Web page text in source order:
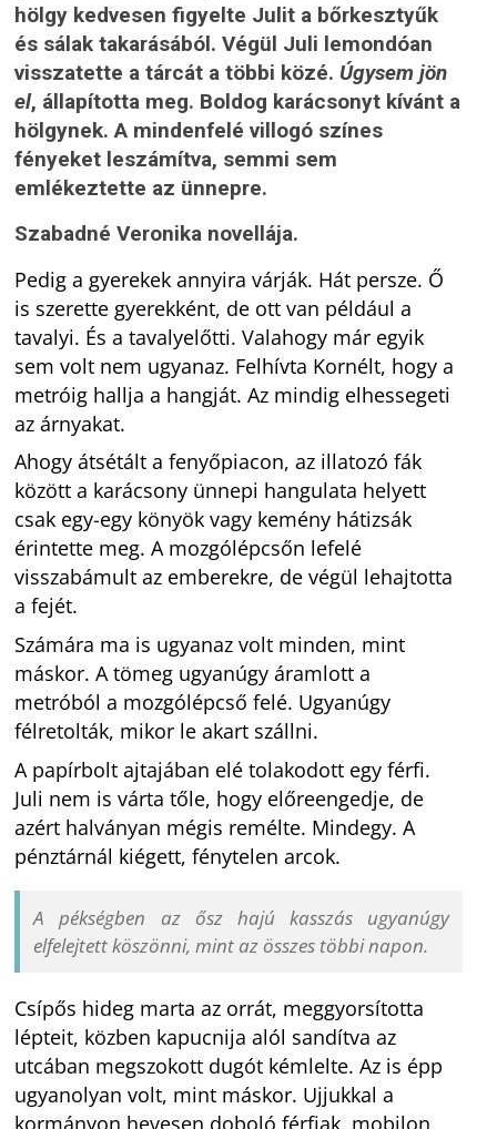
hölgy kedvesen figyelte Julit a bőrkesztyűk
és sálak takarásából. Végül Juli lemondóan
visszatette a tárcát a többi közé. Úgysem jön
el, állapította meg. Boldog karácsonyt kívánt a
hölgynek. A mindenfelé villogó színes
fényeket leszámítva, semmi sem
emlékeztette az ünnepre.
Szabadné Veronika novellája.
Pedig a gyerekek annyira várják. Hát persze. Ő
is szerette gyerekként, de ott van például a
tavalyi. És a tavalyelőtti. Valahogy már egyik
sem volt nem ugyanaz. Felhívta Kornélt, hogy a
metróig hallja a hangját. Az mindig elhessegeti
az árnyakat.
Ahogy átsétált a fenyőpiacon, az illatozó fák
között a karácsony ünnepi hangulata helyett
csak egy-egy könyök vagy kemény hátizsák
érintette meg. A mozgólépcsőn lefelé
visszabámult az emberekre, de végül lehajtotta
a fejét.
Számára ma is ugyanaz volt minden, mint
máskor. A tömeg ugyanúgy áramlott a
metróból a mozgólépcső felé. Ugyanúgy
félretolták, mikor le akart szállni.
A papírbolt ajtajában elé tolakodott egy férfi.
Juli nem is várta tőle, hogy előreengedje, de
azért halványan mégis remélte. Mindegy. A
pénztárnál kiégett, fénytelen arcok.
A pékségben az ősz hajú kasszás ugyanúgy
elfelejtett köszönni, mint az összes többi napon.
Csípős hideg marta az orrát, meggyorsította
lépteit, közben kapucnija alól sandítva az
utcában megszokott dugót kémlelte. Az is épp
ugyanolyan volt, mint máskor. Ujjukkal a
kormányon hevesen doboló férfiak, mobilon